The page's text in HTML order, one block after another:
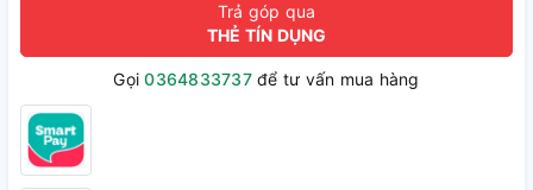
Trả góp qua
THẺ TÍN DỤNG
Gọi0364833737để tư vấn mua hàng